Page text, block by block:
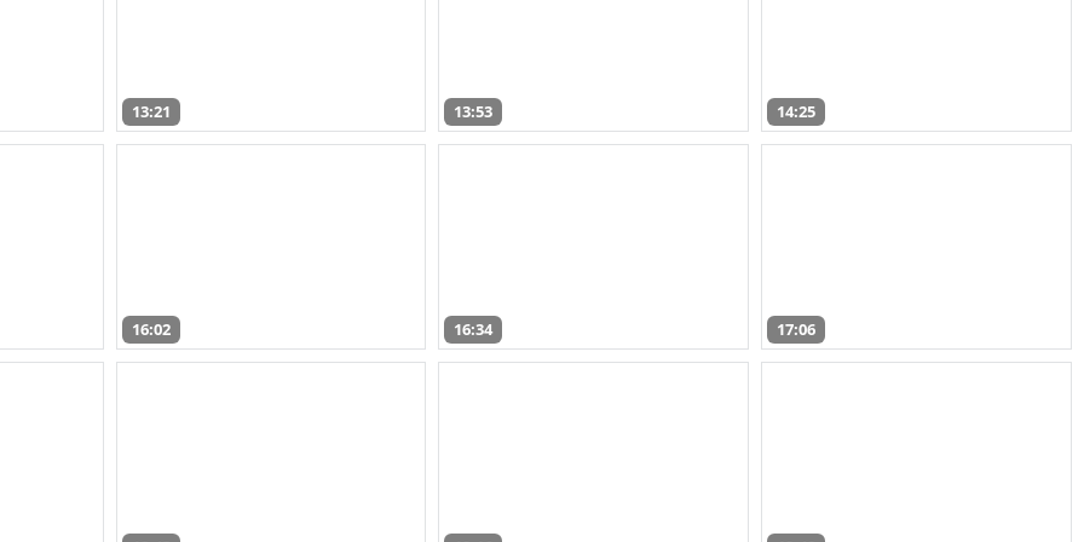
13:21 13:53 14:25
16:02 16:34 17:06